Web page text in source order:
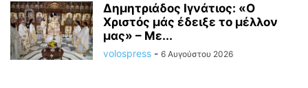
Δημητριάδος Ιγνάτιος: «Ο
Χριστός μάς έδειξε το μέλλον
μας» – Με...
volospress - 6 Αυγούστου 2026